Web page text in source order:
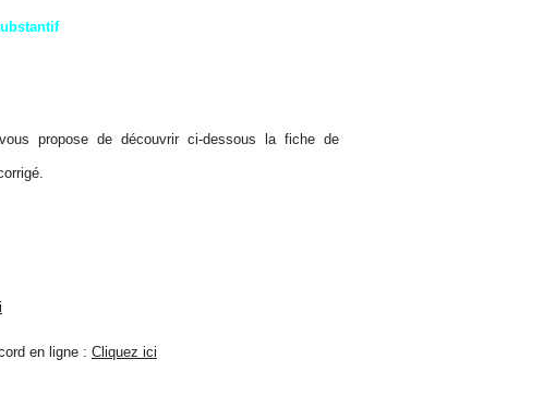
propose de découvrir ci-dessous la fiche de
en ligne : Cliquez ici